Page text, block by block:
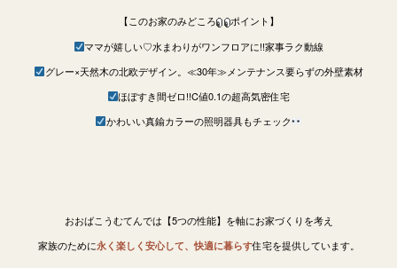
【このお家のみどころ
ポイント】
ママが嬉しい♡水まわりがワンフロアに!!家事ラク動線
グレー×天然木の北欧デザイン。≪30年≫メンテナンス要らずの外壁素材
ほぼすき間ゼロ!!C値0.1の超高気密住宅
かわいい真鍮カラーの照明器具もチェック
おおばこうむてんでは【5つの性能】を軸にお家づくりを考え
家族のために永く楽しく安心して、快適に暮らす住宅を提供しています。